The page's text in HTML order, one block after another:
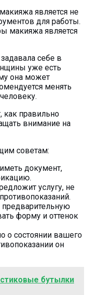
является не
для работы.
макияжа является
себе в
уже есть
она может
менять
как правильно
внимание на
советам:
документ,
услугу, не
форму и оттенок
о состоянии вашего
он
бутылки